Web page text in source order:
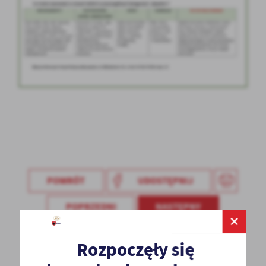
Firmy te działają w charakterze pośredników prezentujących nasze
treści w postaci wiadomości, ofert, komunikatów mediów
POWRÓT UDOSTĘPNIJ
POPRZEDNI NASTĘPNY
Spodobała Ci się informacja? Zostaw nam swoją opinię
Rozpoczęły się